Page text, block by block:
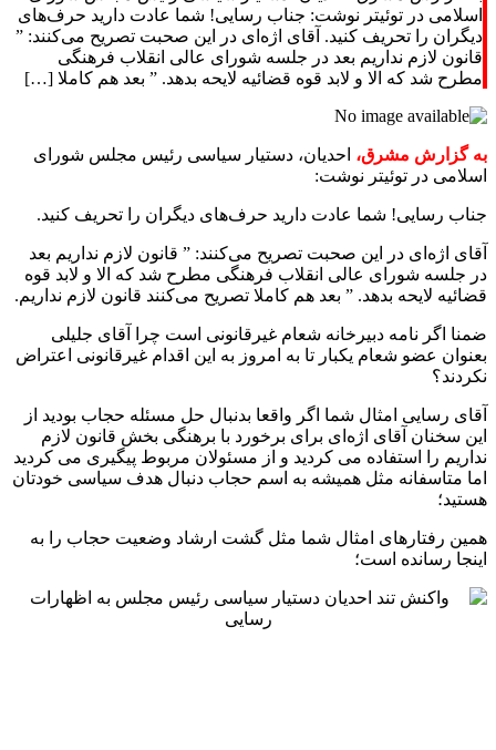
دیگران را تحریف کنید. آقای اژه‌ای در این صحبت تصریح می‌کنند: ”
قانون لازم نداریم بعد در جلسه شورای عالی انقلاب فرهنگی
مطرح شد که الا و لابد قوه قضائیه لایحه بدهد. ” بعد هم کاملا […]
اسلامی در توئیتر نوشت:
در جلسه شورای عالی انقلاب فرهنگی مطرح شد که الا و لابد قوه
قضائیه لایحه بدهد. ” بعد هم کاملا تصریح می‌کنند قانون لازم نداریم.
بعنوان عضو شعام یکبار تا به امروز به این اقدام غیرقانونی اعتراض
نکردند؟
این سخنان آقای اژه‌ای برای برخورد با برهنگی بخش قانون لازم
نداریم را استفاده می کردید و از مسئولان مربوط پیگیری می کردید
اما متاسفانه مثل همیشه به اسم حجاب دنبال هدف سیاسی خودتان
هستید؛
اینجا رسانده است؛